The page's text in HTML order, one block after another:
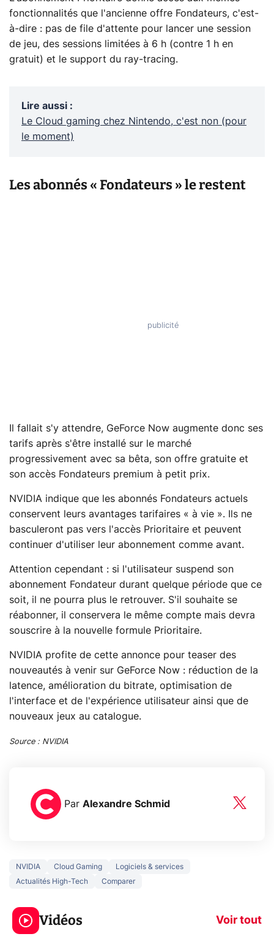
fonctionnalités que l'ancienne offre Fondateurs, c'est-
à-dire : pas de file d'attente pour lancer une session
de jeu, des sessions limitées à 6 h (contre 1 h en
gratuit) et le support du ray-tracing.
Lire aussi :
Le Cloud gaming chez Nintendo, c'est non (pour
le moment)
Les abonnés « Fondateurs » le restent
Il fallait s'y attendre, GeForce Now augmente donc ses
tarifs après s'être installé sur le marché
progressivement avec sa bêta, son offre gratuite et
son accès Fondateurs premium à petit prix.
NVIDIA indique que les abonnés Fondateurs actuels
conservent leurs avantages tarifaires « à vie ». Ils ne
basculeront pas vers l'accès Prioritaire et peuvent
continuer d'utiliser leur abonnement comme avant.
Attention cependant : si l'utilisateur suspend son
abonnement Fondateur durant quelque période que ce
soit, il ne pourra plus le retrouver. S'il souhaite se
réabonner, il conservera le même compte mais devra
souscrire à la nouvelle formule Prioritaire.
NVIDIA profite de cette annonce pour teaser des
nouveautés à venir sur GeForce Now : réduction de la
latence, amélioration du bitrate, optimisation de
l'interface et de l'expérience utilisateur ainsi que de
nouveaux jeux au catalogue.
Source : NVIDIA
Par Alexandre Schmid
NVIDIA Cloud Gaming
Logiciels & services
Actualités High-Tech
Comparer
Vidéos Voir tout
3 écrans en 1 pour
319€ ? Voici L'AOC
CQ32G4ZA !
prochaine